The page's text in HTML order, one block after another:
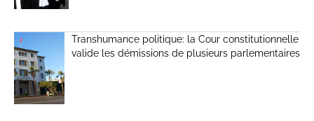
Transhumance politique: la Cour constitutionnelle
valide les démissions de plusieurs parlementaires